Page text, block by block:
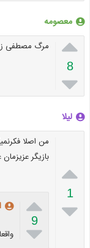
معصومه

8

مرگ مصطفی
لیلا

1

من اصلا
بازیگر

9
